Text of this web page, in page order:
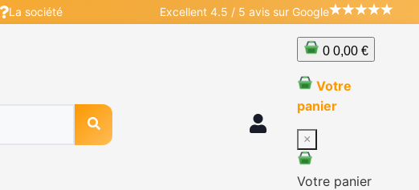
La société Excellent 4.5 / 5 avis sur Google
0 0,00 €
Votre
panier
×
Votre panier